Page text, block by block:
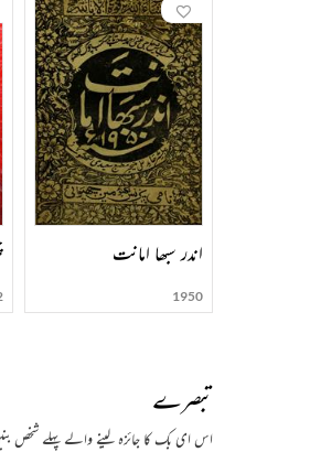
اندر سبھا امانت
1950
تبصرے
اس ای بک کا جائزہ لینے والے پہلے شخص